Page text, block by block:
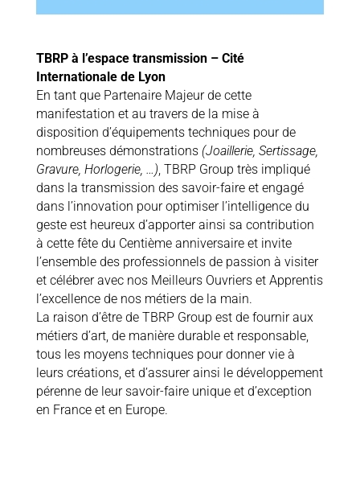
TBRP à l’espace transmission – Cité
Internationale de Lyon
En tant que Partenaire Majeur de cette
manifestation et au travers de la mise à
disposition d’équipements techniques pour de
nombreuses démonstrations (Joaillerie, Sertissage,
Gravure, Horlogerie, …), TBRP Group très impliqué
dans la transmission des savoir-faire et engagé
dans l’innovation pour optimiser l’intelligence du
geste est heureux d’apporter ainsi sa contribution
à cette fête du Centième anniversaire et invite
l’ensemble des professionnels de passion à visiter
et célébrer avec nos Meilleurs Ouvriers et Apprentis
l’excellence de nos métiers de la main.
La raison d’être de TBRP Group est de fournir aux
métiers d’art, de manière durable et responsable,
tous les moyens techniques pour donner vie à
leurs créations, et d’assurer ainsi le développement
pérenne de leur savoir-faire unique et d’exception
en France et en Europe.